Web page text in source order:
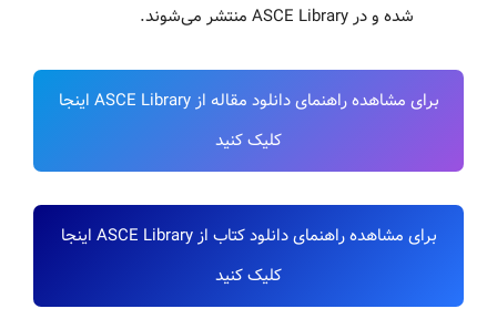
شده و در ASCE Library منتشر می‌شوند.
برای مشاهده راهنمای دانلود مقاله از ASCE Library اینجا
کلیک کنید
برای مشاهده راهنمای دانلود کتاب از ASCE Library اینجا
کلیک کنید